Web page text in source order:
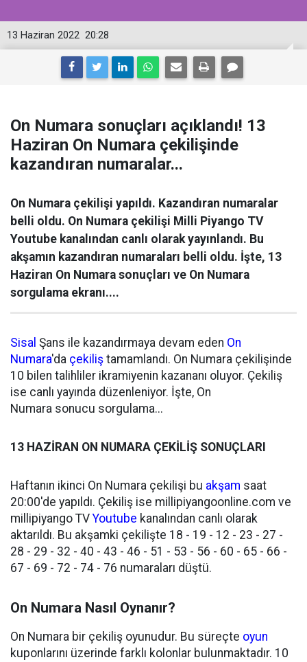
20:28
13 Haziran 2022
On Numara sonuçları açıklandı! 13
Haziran On Numara çekilişinde
kazandıran numaralar...
On Numara çekilişi yapıldı. Kazandıran numaralar
belli oldu. On Numara çekilişi Milli Piyango TV
Youtube kanalından canlı olarak yayınlandı. Bu
akşamın kazandıran numaraları belli oldu. İşte, 13
Haziran On Numara sonuçları ve On Numara
sorgulama ekranı....
Sisal Şans ile kazandırmaya devam eden On
Numara'da çekiliş tamamlandı. On Numara çekilişinde
10 bilen talihliler ikramiyenin kazananı oluyor. Çekiliş
ise canlı yayında düzenleniyor. İşte, On
Numara sonucu sorgulama...
13 HAZİRAN ON NUMARA ÇEKİLİŞ SONUÇLARI
Haftanın ikinci On Numara çekilişi bu akşam saat
20:00'de yapıldı. Çekiliş ise millipiyangoonline.com ve
millipiyango TVYoutube kanalından canlı olarak
aktarıldı. Bu akşamki çekilişte 18 - 19 - 12 - 23 - 27 -
28 - 29 - 32 - 40 - 43 - 46 - 51 - 53 - 56 - 60 - 65 - 66 -
67 - 69 - 72 - 74 - 76 numaraları düştü.
On Numara Nasıl Oynanır?
On Numara bir çekiliş oyunudur. Bu süreçte oyun
kuponlarını üzerinde farklı kolonlar bulunmaktadır. 10